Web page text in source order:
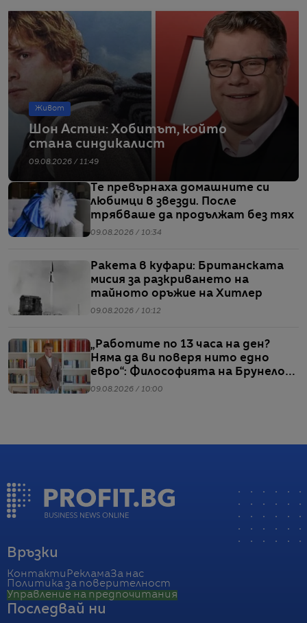
Живот
Шон Астин: Хобитът, който
стана синдикалист
09.08.2026 / 11:49
Те превърнаха домашните си
любимци в звезди. После
трябваше да продължат без тях
09.08.2026 / 10:34
Ракета в куфари: Британската
мисия за разкриването на
тайното оръжие на Хитлер
09.08.2026 / 10:12
„Работите по 13 часа на ден?
Няма да ви поверя нито едно
евро“: Философията на Брунело
Кучинели за бизнеса и живота
09.08.2026 / 10:00
Връзки
Контакти РекламаЗа нас
Политика за поверителност
Управление на предпочитания
Последвай ни